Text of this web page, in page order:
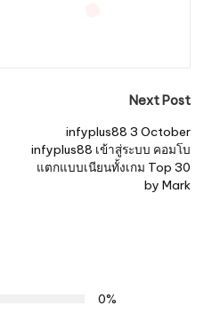
Next Post
infyplus88 3 October
infyplus88 เข้าสู่ระบบ คอมโบ
แตกแบบเนียนทั้งเกม Top 30
by Mark
0%